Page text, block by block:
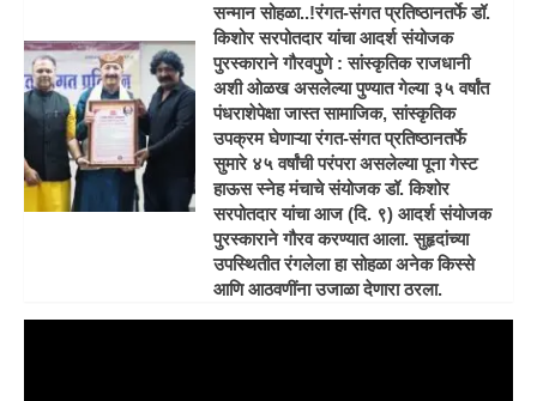
सन्मान सोहळा..!रंगत-संगत प्रतिष्ठानतर्फे डॉ.
किशोर सरपोतदार यांचा आदर्श संयोजक
पुरस्काराने गौरवपुणे : सांस्कृतिक राजधानी
अशी ओळख असलेल्या पुण्यात गेल्या ३५ वर्षांत
पंधराशेपेक्षा जास्त सामाजिक, सांस्कृतिक
उपक्रम घेणाऱ्या रंगत-संगत प्रतिष्ठानतर्फे
सुमारे ४५ वर्षांची परंपरा असलेल्या पूना गेस्ट
हाऊस स्नेह मंचाचे संयोजक डॉ. किशोर
सरपोतदार यांचा आज (दि. ९) आदर्श संयोजक
पुरस्काराने गौरव करण्यात आला. सुहृदांच्या
उपस्थितीत रंगलेला हा सोहळा अनेक किस्से
आणि आठवणींना उजाळा देणारा ठरला.